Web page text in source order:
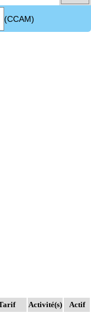
(CCAM)
Activité(s) Actif